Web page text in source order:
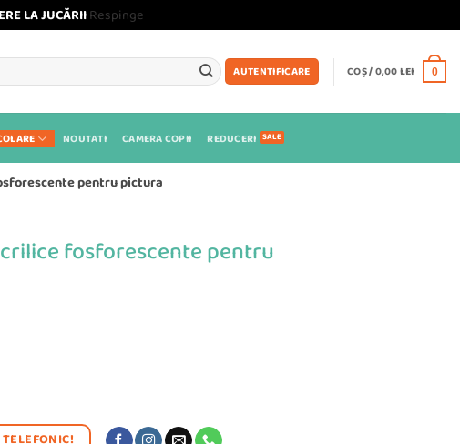
LA JUCĂRIIRespinge
AUTENTIFICARE COȘ /0,00LEI 0
NOUTATI CAMERA COPII REDUCERI
pentru pictura
fosforescente pentru